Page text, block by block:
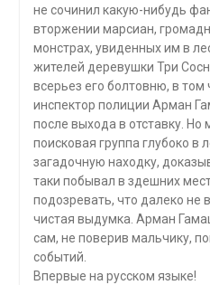
не сочинил какую-нибудь
вторжении марсиан,
монстрах, увиденных им в
жителей деревушки Три
всерьез его болтовню, в
инспектор полиции Арман
после выхода в отставку. Но
поисковая группа глубоко в
загадочную находку,
таки побывал в здешних
подозревать, что далеко не
чистая выдумка. Арман
сам, не поверив мальчику,
событий.
Впервые на русском языке!